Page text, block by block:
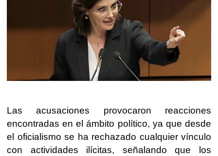
Las acusaciones provocaron reacciones
encontradas en el ámbito político, ya que desde
el oficialismo se ha rechazado cualquier vínculo
con actividades ilícitas, señalando que los